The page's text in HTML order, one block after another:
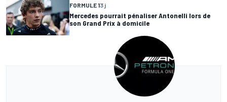
FORMULE 13 j
Mercedes pourrait pénaliser Antonelli lors de
son Grand Prix à domicile